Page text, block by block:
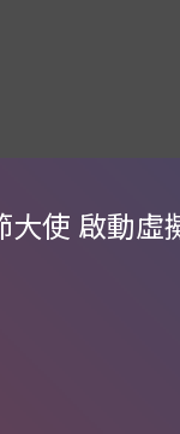
使 啟動虛